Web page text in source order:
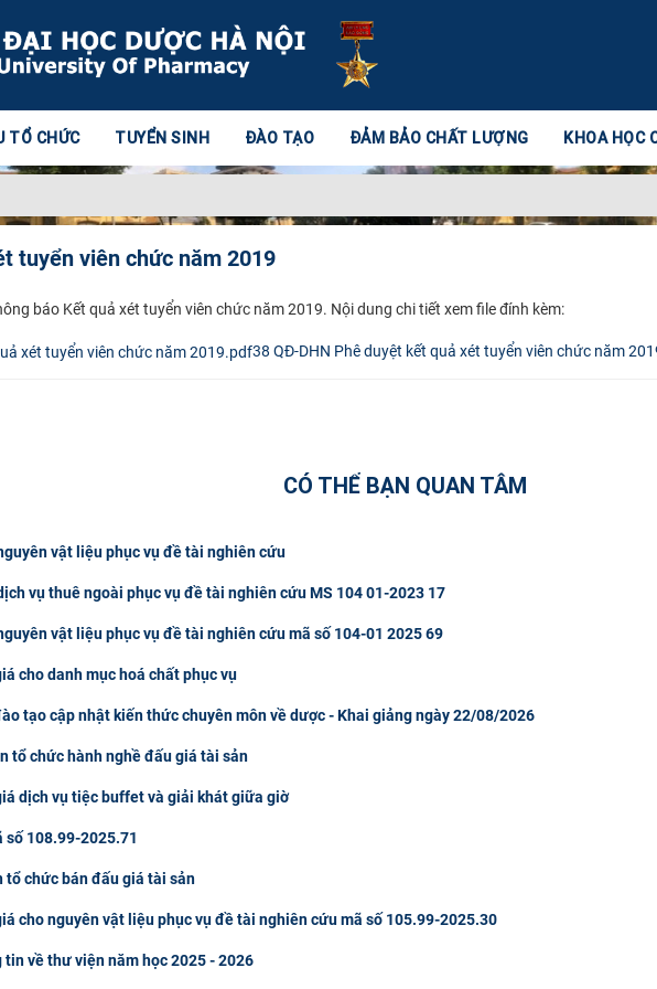
TỔ CHỨC TUYỂN SINH ĐÀO TẠO ĐẢM BẢO CHẤT LƯỢNG KHOA HỌC
tuyển viên chức năm 2019
báo Kết quả xét tuyển viên chức năm 2019. Nội dung chi tiết xem file đính kèm:​
38 QĐ-DHN Phê duyệt kết quả xét tuyển viên chức năm
CÓ THỂ BẠN QUAN TÂM
vật liệu phục vụ đề tài nghiên cứu
vụ thuê ngoài phục vụ đề tài nghiên cứu MS 104 01-2023 17
vật liệu phục vụ đề tài nghiên cứu mã số 104-01 2025 69
cho danh mục hoá chất phục vụ
tạo cập nhật kiến thức chuyên môn về dược - Khai giảng ngày 22/08/2026
tổ chức hành nghề đấu giá tài sản
dịch vụ tiệc buffet và giải khát giữa giờ
số 108.99-2025.71
tổ chức bán đấu giá tài sản
cho nguyên vật liệu phục vụ đề tài nghiên cứu mã số 105.99-2025.30
về thư viện năm học 2025 - 2026